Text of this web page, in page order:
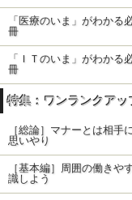
「医療のいま」がわかる
冊
「ＩＴのいま」がわかる
冊
特集：ワンランクアッ
［総論］マナーとは相手
思いやり
［基本編］周囲の働きや
識しよう